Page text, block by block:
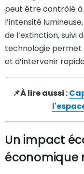
peut être contrôlé
l’intensité
de l’extinction, suivi
technologie permet
et d’intervenir
📌À lire aussi :
Un impact
économique